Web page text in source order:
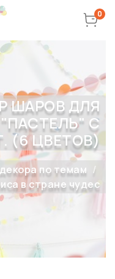
0
ШАРОВ ДЛЯ
С
(6 ЦВЕТОВ)
по темам
в стране чудес